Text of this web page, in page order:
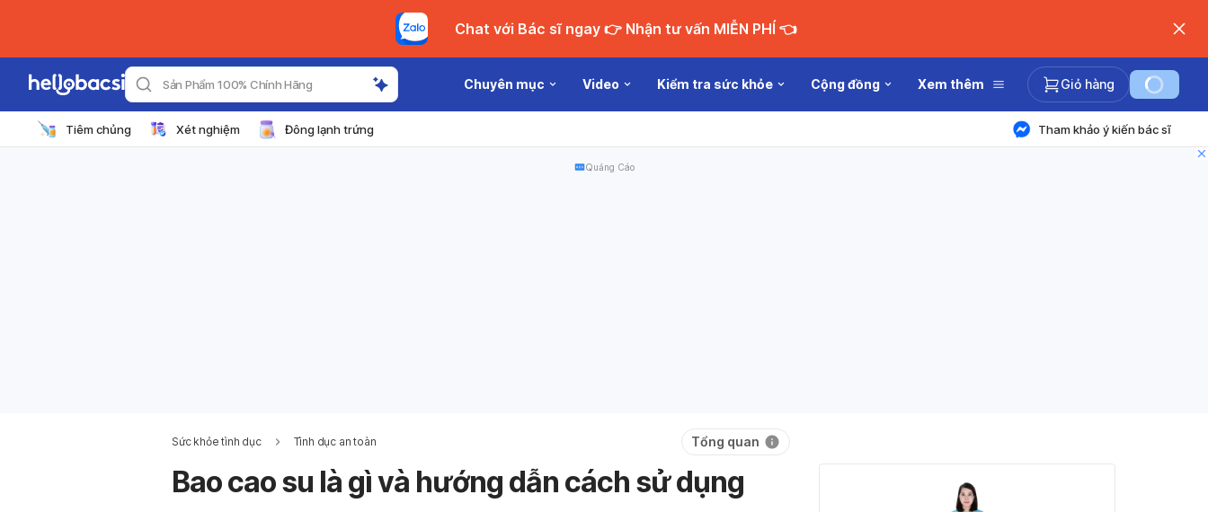
Chat với Bác sĩ ngay 👉 Nhận tư vấn MIỄN PHÍ 👈
Sản Phẩm 100% Chính Hãng Chuyên mục Video Kiểm tra sức khỏe Cộng đồng Xem thêm Giỏ hàng
Tiêm chủng Xét nghiệm Đông lạnh trứng Tham khảo ý kiến bác sĩ
Quảng Cáo
Sức khỏe tình dục Tình dục an toàn Tổng quan
Bao cao su là gì và hướng dẫn cách sử dụng